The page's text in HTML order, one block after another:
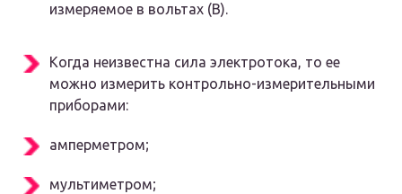
измеряемое в вольтах (В).
Когда неизвестна сила электротока, то ее
можно измерить контрольно-измерительными
приборами:
амперметром;
мультиметром;